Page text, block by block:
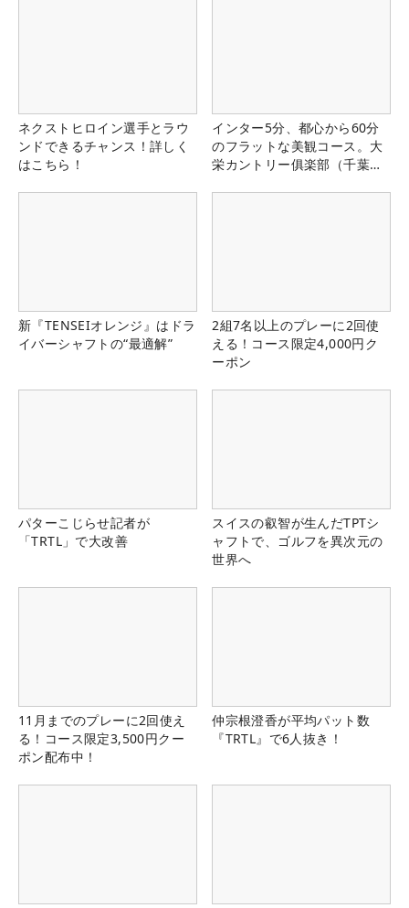
ネクストヒロイン選手とラウ
ンドできるチャンス！詳しく
はこちら！
インター5分、都心から60分
のフラットな美観コース。大
栄カントリー俱楽部（千葉
新『TENSEIオレンジ』はドラ
イバーシャフトの“最適解”
2組7名以上のプレーに2回使
える！コース限定4,000円ク
ーポン
パターこじらせ記者が
「TRTL」で大改善
スイスの叡智が生んだTPTシ
ャフトで、ゴルフを異次元の
世界へ
11月までのプレーに2回使え
る！コース限定3,500円クー
ポン配布中！
仲宗根澄香が平均パット数
『TRTL』で6人抜き！